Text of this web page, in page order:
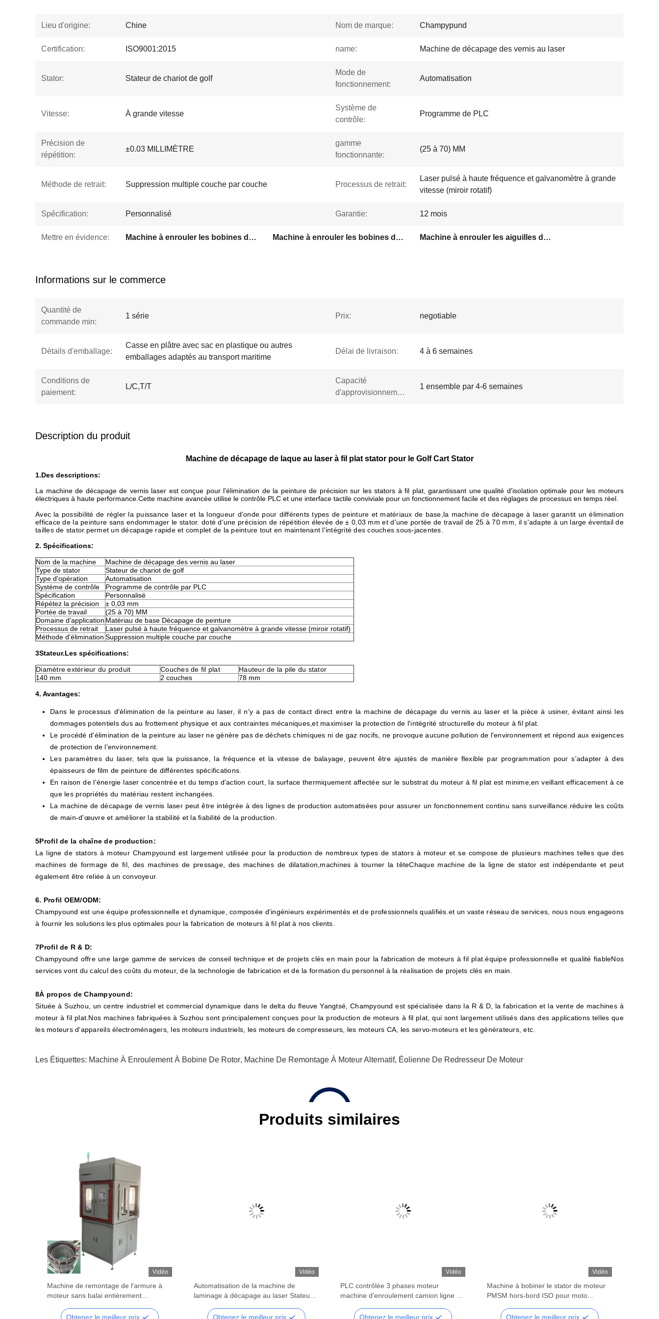
Lieu d'origine: Chine Nom de marque: Champypund
Certification: ISO9001:2015 name: Machine de décapage des vernis au laser
Stator: Stateur de chariot de golf
Mode de
fonctionnement:
Automatisation
Vitesse: À grande vitesse
Système de
contrôle:
Programme de PLC
Précision de
répétition:
±0.03 MILLIMÈTRE
gamme
fonctionnante:
(25 à 70) MM
Méthode de retrait: Suppression multiple couche par couche Processus de retrait:
Laser pulsé à haute fréquence et galvanomètre à grande
vitesse (miroir rotatif)
Spécification: Personnalisé Garantie: 12 mois
Mettre en évidence: Machine à enrouler les bobines du rotor du Golf Cart Machine à enrouler les bobines du rotor à aiguille Machine à enrouler les aiguilles de stator
Informations sur le commerce
Quantité de
commande min:
1 série Prix: negotiable
Détails d'emballage:
Casse en plâtre avec sac en plastique ou autres
emballages adaptés au transport maritime
Délai de livraison: 4 à 6 semaines
Conditions de
paiement:
L/C,T/T
Capacité
d'approvisionnement:
1 ensemble par 4-6 semaines
Description du produit
Machine de décapage de laque au laser à fil plat stator pour le Golf Cart Stator
1.Des descriptions:
La machine de décapage de vernis laser est conçue pour l'élimination de la peinture de précision sur les stators à fil plat, garantissant une qualité d'isolation optimale pour les moteurs
électriques à haute performance.Cette machine avancée utilise le contrôle PLC et une interface tactile conviviale pour un fonctionnement facile et des réglages de processus en temps réel.
Avec la possibilité de régler la puissance laser et la longueur d'onde pour différents types de peinture et matériaux de base,la machine de décapage à laser garantit un élimination
efficace de la peinture sans endommager le stator. doté d'une précision de répétition élevée de ± 0,03 mm et d'une portée de travail de 25 à 70 mm, il s'adapte à un large éventail de
tailles de stator.permet un décapage rapide et complet de la peinture tout en maintenant l'intégrité des couches sous-jacentes.
2. Spécifications:
Nom de la machine
Machine de décapage des vernis au laser
Type de stator
Stateur de chariot de golf
Type d'opération
Automatisation
Système de contrôle
Programme de contrôle par PLC
Spécification
Personnalisé
Répétez la précision
± 0,03 mm
Portée de travail
(25 à 70) MM
Domaine d'application Matériau de base Décapage de peinture
Processus de retrait
Laser pulsé à haute fréquence et galvanomètre à grande vitesse (miroir rotatif)
Méthode d'élimination Suppression multiple couche par couche
3Stateur.Les spécifications:
Diamètre extérieur du produit Couches de fil plat
Hauteur de la pile du stator
140 mm
2 couches 78 mm
4. Avantages:
Dans le processus d'élimination de la peinture au laser, il n'y a pas de contact direct entre la machine de décapage du vernis au laser et la pièce à usiner, évitant ainsi les
dommages potentiels dus au frottement physique et aux contraintes mécaniques,et maximiser la protection de l'intégrité structurelle du moteur à fil plat.
Le procédé d'élimination de la peinture au laser ne génère pas de déchets chimiques ni de gaz nocifs, ne provoque aucune pollution de l'environnement et répond aux exigences
de protection de l'environnement.
Les paramètres du laser, tels que la puissance, la fréquence et la vitesse de balayage, peuvent être ajustés de manière flexible par programmation pour s'adapter à des
épaisseurs de film de peinture de différentes spécifications.
En raison de l'énergie laser concentrée et du temps d'action court, la surface thermiquement affectée sur le substrat du moteur à fil plat est minime,en veillant efficacement à ce
que les propriétés du matériau restent inchangées.
La machine de décapage de vernis laser peut être intégrée à des lignes de production automatisées pour assurer un fonctionnement continu sans surveillance.réduire les coûts
de main-d'œuvre et améliorer la stabilité et la fiabilité de la production.
5Profil de la chaîne de production:
La ligne de stators à moteur Champyound est largement utilisée pour la production de nombreux types de stators à moteur et se compose de plusieurs machines telles que des
machines de formage de fil, des machines de pressage, des machines de dilatation,machines à tourner la têteChaque machine de la ligne de stator est indépendante et peut
également être reliée à un convoyeur.
6. Profil OEM/ODM:
Champyound est une équipe professionnelle et dynamique, composée d'ingénieurs expérimentés et de professionnels qualifiés.et un vaste réseau de services, nous nous engageons
à fournir les solutions les plus optimales pour la fabrication de moteurs à fil plat à nos clients.
7Profil de R & D:
Champyound offre une large gamme de services de conseil technique et de projets clés en main pour la fabrication de moteurs à fil plat.équipe professionnelle et qualité fiableNos
services vont du calcul des coûts du moteur, de la technologie de fabrication et de la formation du personnel à la réalisation de projets clés en main.
8À propos de Champyound:
Située à Suzhou, un centre industriel et commercial dynamique dans le delta du fleuve Yangtsé, Champyound est spécialisée dans la R & D, la fabrication et la vente de machines à
moteur à fil plat.Nos machines fabriquées à Suzhou sont principalement conçues pour la production de moteurs à fil plat, qui sont largement utilisés dans des applications telles que
les moteurs d'appareils électroménagers, les moteurs industriels, les moteurs de compresseurs, les moteurs CA, les servo-moteurs et les générateurs, etc.
Les Étiquettes: Machine À Enroulement À Bobine De Rotor, Machine De Remontage À Moteur Alternatif, Éolienne De Redresseur De Moteur
Produits similaires
Vidéo
Machine de remontage de l'armure à
moteur sans balai entièrement
Obtenez le meilleur prix
Vidéo
Automatisation de la machine de
laminage à décapage au laser Stateur à
Obtenez le meilleur prix
Vidéo
PLC contrôlée 3 phases moteur
machine d'enroulement camion ligne de
Obtenez le meilleur prix
Vidéo
Machine à bobiner le stator de moteur
PMSM hors-bord ISO pour moto
Obtenez le meilleur prix